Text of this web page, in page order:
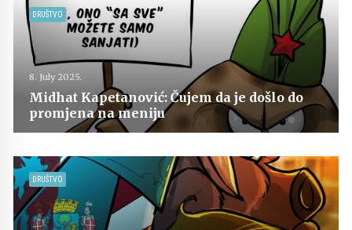
DRUŠTVO
8. July 2025.
Midhat Kapetanović: Čujem da je došlo do
promjena na meniju
DRUŠTVO